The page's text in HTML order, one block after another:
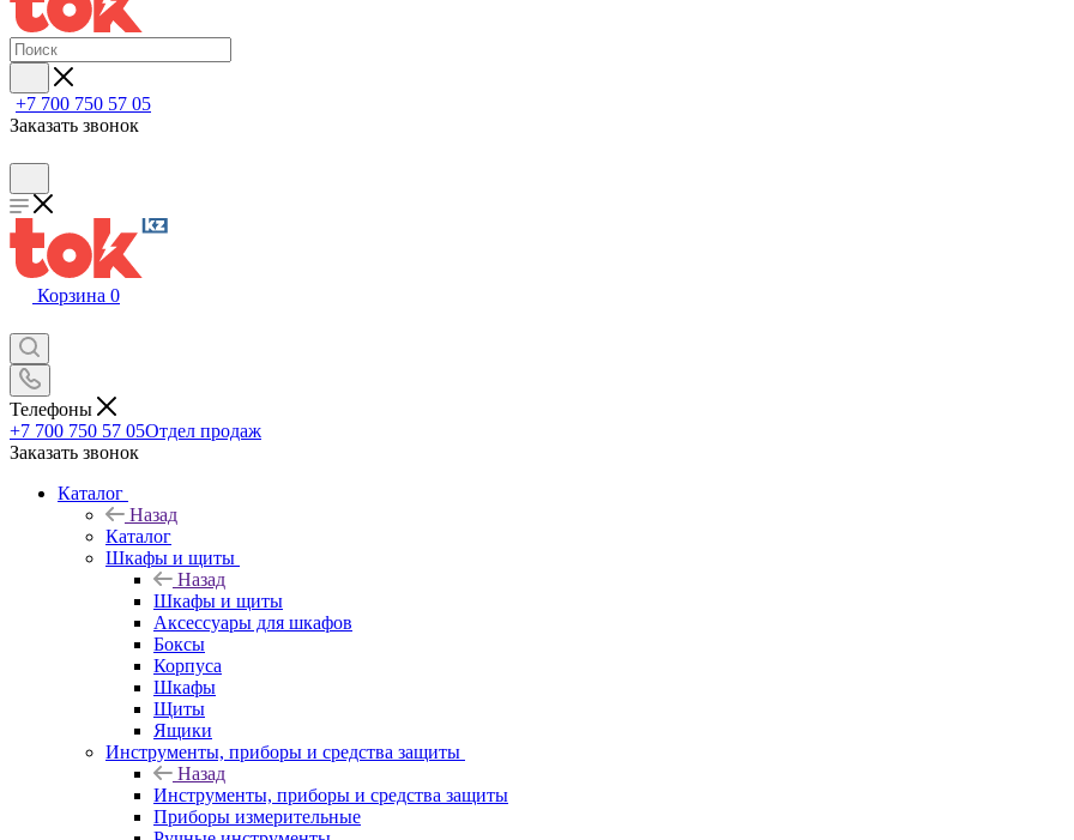
+7 700 750 57 05
Заказать звонок
Корзина 0
Телефоны
+7 700 750 57 05Отдел продаж
Заказать звонок
Каталог
Назад
Каталог
Шкафы и щиты
Назад
Шкафы и щиты
Аксессуары для шкафов
Боксы
Корпуса
Шкафы
Щиты
Ящики
Инструменты, приборы и средства защиты
Назад
Инструменты, приборы и средства защиты
Приборы измерительные